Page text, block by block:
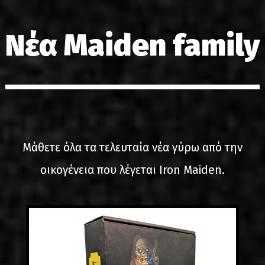
TOURS
GR
Νέα Maiden family
Μάθετε όλα τα τελευταία νέα γύρω από την
οικογένεια που λέγεται Iron Maiden.